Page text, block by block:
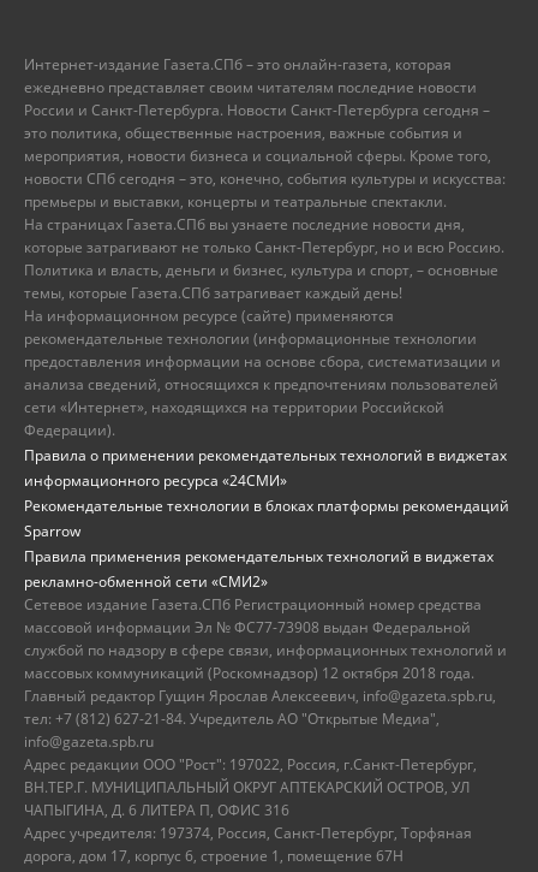
Интернет-издание Газета.СПб – это онлайн-газета, которая
ежедневно представляет своим читателям последние новости
России и Санкт-Петербурга. Новости Санкт-Петербурга сегодня –
это политика, общественные настроения, важные события и
мероприятия, новости бизнеса и социальной сферы. Кроме того,
новости СПб сегодня – это, конечно, события культуры и искусства:
премьеры и выставки, концерты и театральные спектакли.
На страницах Газета.СПб вы узнаете последние новости дня,
которые затрагивают не только Санкт-Петербург, но и всю Россию.
Политика и власть, деньги и бизнес, культура и спорт, – основные
темы, которые Газета.СПб затрагивает каждый день!
На информационном ресурсе (сайте) применяются
рекомендательные технологии (информационные технологии
предоставления информации на основе сбора, систематизации и
анализа сведений, относящихся к предпочтениям пользователей
сети «Интернет», находящихся на территории Российской
Федерации).
Правила о применении рекомендательных технологий в виджетах
информационного ресурса «24СМИ»
Рекомендательные технологии в блоках платформы рекомендаций
Sparrow
Правила применения рекомендательных технологий в виджетах
рекламно-обменной сети «СМИ2»
Сетевое издание Газета.СПб Регистрационный номер средства
массовой информации Эл № ФС77-73908 выдан Федеральной
службой по надзору в сфере связи, информационных технологий и
массовых коммуникаций (Роскомнадзор) 12 октября 2018 года.
Главный редактор Гущин Ярослав Алексеевич, info@gazeta.spb.ru,
тел: +7 (812) 627-21-84. Учредитель АО "Открытые Медиа",
info@gazeta.spb.ru
Адрес редакции ООО "Рост": 197022, Россия, г.Санкт-Петербург,
ВН.ТЕР.Г. МУНИЦИПАЛЬНЫЙ ОКРУГ АПТЕКАРСКИЙ ОСТРОВ, УЛ
ЧАПЫГИНА, Д. 6 ЛИТЕРА П, ОФИС 316
Адрес учредителя: 197374, Россия, Санкт-Петербург, Торфяная
дорога, дом 17, корпус 6, строение 1, помещение 67Н